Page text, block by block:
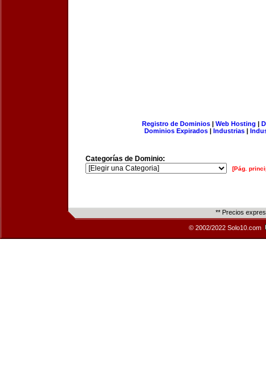
Registro de Dominios| Web Hosting |
Dominios Expirados | Industrias |
Categorías de Dominio:
[Pág.
** Precios
© 2002/2022 Solo10.com